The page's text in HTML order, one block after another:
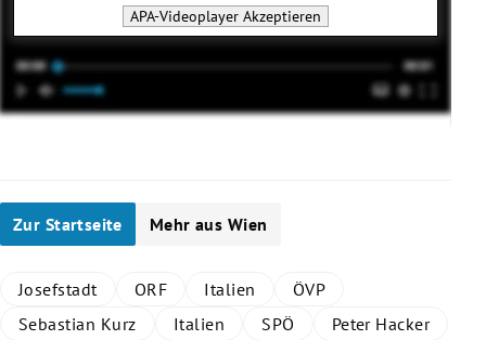
APA-Videoplayer Akzeptieren
Zur Startseite Mehr aus Wien
Josefstadt ORF Italien
ÖVP
Sebastian Kurz
Italien SPÖ Peter Hacker